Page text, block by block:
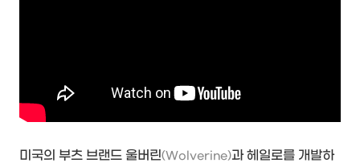
미국의 부츠 브랜드 울버린(Wolverine)과 헤일로를 개발하